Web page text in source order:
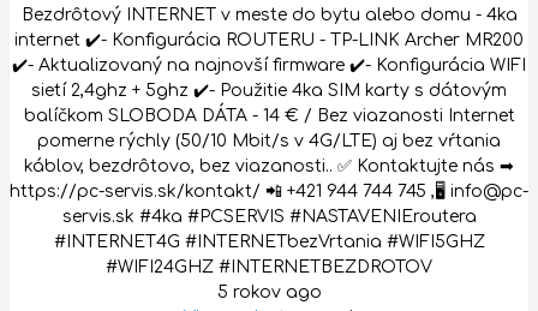
Bezdrôtový INTERNET v meste do bytu alebo domu - 4ka
internet ✔️- Konfigurácia ROUTERU - TP-LINK Archer MR200
✔️- Aktualizovaný na najnovší firmware ✔️- Konfigurácia WIFI
sietí 2,4ghz + 5ghz ✔️- Použitie 4ka SIM karty s dátovým
balíčkom SLOBODA DÁTA - 14 € / Bez viazanosti Internet
pomerne rýchly (50/10 Mbit/s v 4G/LTE) aj bez vŕtania
káblov, bezdrôtovo, bez viazanosti.. ✅ Kontaktujte nás ➡
https://pc-servis.sk/kontakt/ 📲 +421 944 744 745 ,🖥 info@pc-
servis.sk #4ka #PCSERVIS #NASTAVENIEroutera
#INTERNET4G #INTERNETbezVrtania #WIFI5GHZ
#WIFI24GHZ #INTERNETBEZDROTOV
5 rokov ago